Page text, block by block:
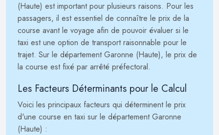
(Haute) est important pour plusieurs raisons. Pour les
passagers, il est essentiel de connaître le prix de la
course avant le voyage afin de pouvoir évaluer si le
taxi est une option de transport raisonnable pour le
trajet. Sur le département Garonne (Haute), le prix de
la course est fixé par arrêté préfectoral.
Les Facteurs Déterminants pour le Calcul
Voici les principaux facteurs qui déterminent le prix
d'une course en taxi sur le département Garonne
(Haute) :